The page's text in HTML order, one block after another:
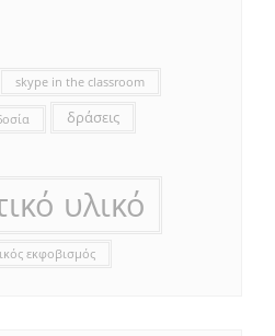
skype in the classroom
δράσεις
υλικό
εκφοβισμός